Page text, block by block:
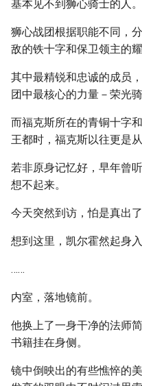
基本见不到狮心骑士的人。
狮心战团根据职能不同，
敌的铁十字和保卫领主的耀
其中最精锐和忠诚的成员
团中最核心的力量－荣光骑
而福克斯所在的青铜十字
王都时，福克斯以往更是
若非原身记忆好，早年曾
想不起来。
今天突然到访，怕是真出了
想到这里，凯尔霍然起身入
……
内室，落地镜前。
他换上了一身干净的法师
书籍挂在身侧。
镜中倒映出的有些憔悴的